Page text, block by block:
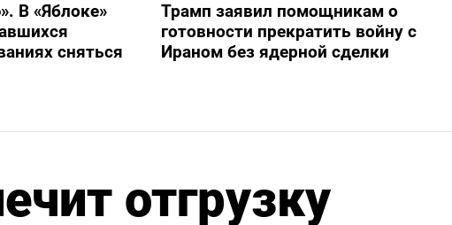
В «Яблоке»
сняться
Трамп заявил помощникам о
готовности прекратить войну с
Ираном без ядерной сделки
отгрузку